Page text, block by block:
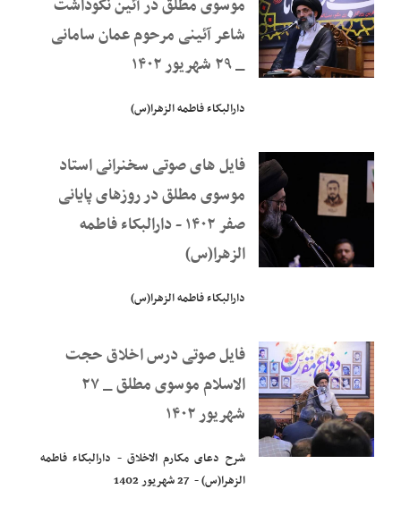
موسوی مطلق در آئین نکوداشت
شاعر آئینی مرحوم عمان سامانی
_ ۲۹ شهریور ۱۴۰۲
فایل های صوتی سخنرانی استاد
موسوی مطلق در روزهای پایانی
صفر ۱۴۰۲ - دارالبکاء فاطمه
الزهرا(س)
فایل صوتی درس اخلاق حجت
الاسلام موسوی مطلق _ ۲۷
شهریور ۱۴۰۲
شرح دعای مکارم الاخلاق - دارالبکاء فاطمه